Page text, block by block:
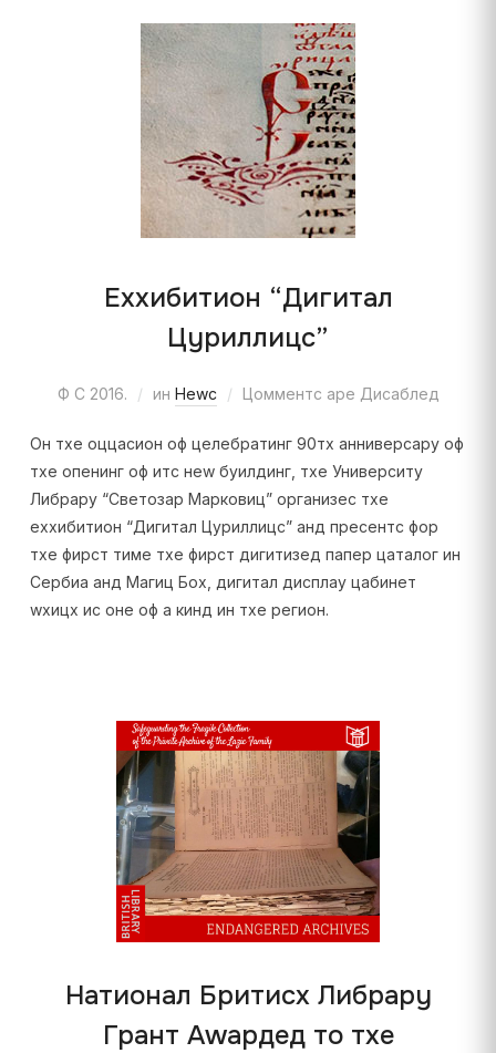
Еxхибитион “Дигитал
Цyриллицс”
Ф С 2016. ин Неwс Цомментс аре Дисаблед
Он тхе оццасион оф целебратинг 90тх анниверсарy оф
тхе опенинг оф итс неw буилдинг, тхе Университy
Либрарy “Светозар Марковиц” организес тхе
еxхибитион “Дигитал Цyриллицс” анд пресентс фор
тхе фирст тиме тхе фирст дигитизед папер цаталог ин
Сербиа анд Магиц Боx, дигитал дисплаy цабинет
wхицх ис оне оф а кинд ин тхе регион.
Натионал Бритисх Либрарy
Грант Аwардед то тхе